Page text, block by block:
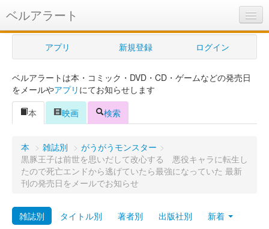
ベルアラート
ベルアラートとは
ヘルプ
新規登録
ログイン
購入管理
Myシェルフ
プレミアム
アプリ 新規登録 ログイン
ベルアラートは本・コミック・DVD・CD・ゲームなどの発売日
をメールやアプリ にてお知らせします
本
映画 検索
本 > 雑誌別 > がうがうモンスター >
黒豚王子は前世を思いだして改心する 悪役キャラに転生し
たので死亡エンドから逃げていたら最強になっていた 最新
刊の発売日をメールでお知らせ
雑誌別 タイトル別 著者別 出版社別
新着